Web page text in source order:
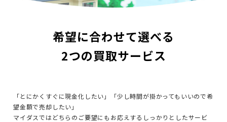
希望に合わせて選べる
2つの買取サービス
「とにかくすぐに現金化したい」「少し時間が掛かってもいいので希
望金額で売却したい」
マイダスではどちらのご要望にもお応えするしっかりとしたサービ